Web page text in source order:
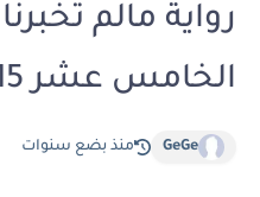
رواية مالم
الخامس عشر 15
GeGe منذ بضع سنوات